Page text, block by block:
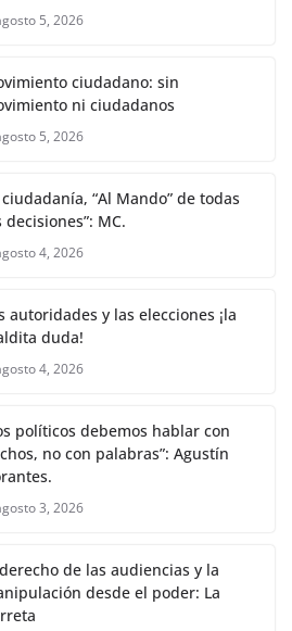
5, 2026
ciudadano: sin
ni ciudadanos
5, 2026
ciudadanía, “Al Mando” de todas
decisiones”: MC.
4, 2026
autoridades y las elecciones ¡la
duda!
4, 2026
políticos debemos hablar con
no con palabras”: Agustín
3, 2026
de las audiencias y la
desde el poder: La